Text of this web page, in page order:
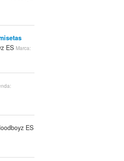
ES Marca:
ES